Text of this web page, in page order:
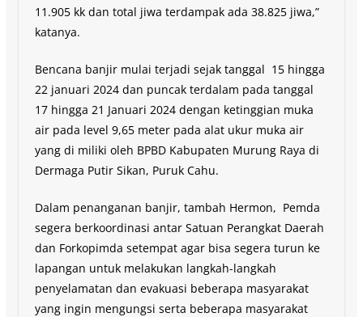
11.905 kk dan total jiwa terdampak ada 38.825 jiwa,”
katanya.
Bencana banjir mulai terjadi sejak tanggal 15 hingga
22 januari 2024 dan puncak terdalam pada tanggal
17 hingga 21 Januari 2024 dengan ketinggian muka
air pada level 9,65 meter pada alat ukur muka air
yang di miliki oleh BPBD Kabupaten Murung Raya di
Dermaga Putir Sikan, Puruk Cahu.
Dalam penanganan banjir, tambah Hermon, Pemda
segera berkoordinasi antar Satuan Perangkat Daerah
dan Forkopimda setempat agar bisa segera turun ke
lapangan untuk melakukan langkah-langkah
penyelamatan dan evakuasi beberapa masyarakat
yang ingin mengungsi serta beberapa masyarakat